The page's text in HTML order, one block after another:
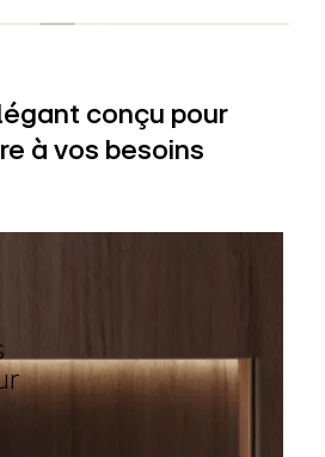
conçu pour
à vos besoins